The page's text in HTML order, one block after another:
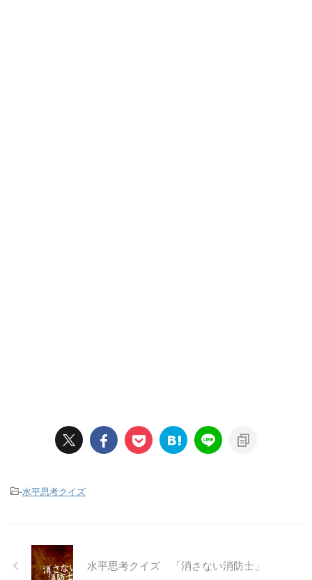
-水平思考クイズ
水平思考クイズ 「消さない消防士」